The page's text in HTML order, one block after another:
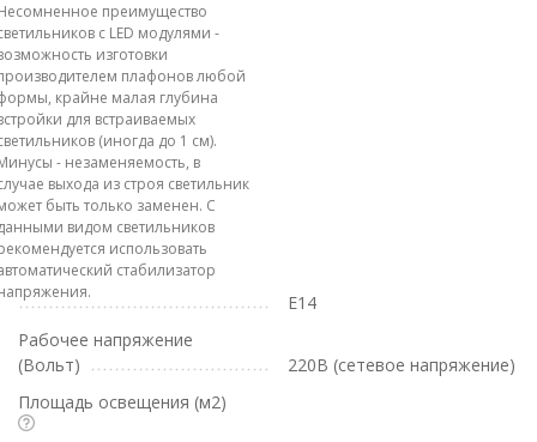
преимущество
с LED модулями -
изготовки
плафонов любой
крайне малая глубина
для встраиваемых
(иногда до 1 см).
- незаменяемость, в
выхода из строя светильник
быть только заменен. С
видом светильников
использовать
стабилизатор
E14
Рабочее напряжение
(Вольт)
220В (сетевое напряжение)
Площадь освещения (м2)